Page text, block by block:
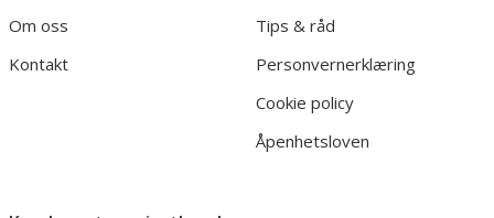
Om oss
Kontakt
Tips & råd
Personvernerklæring
Cookie policy
Åpenhetsloven